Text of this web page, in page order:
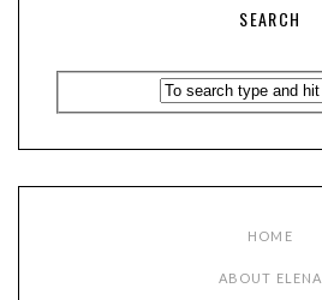
SEARCH
HOME
ABOUT ELENA